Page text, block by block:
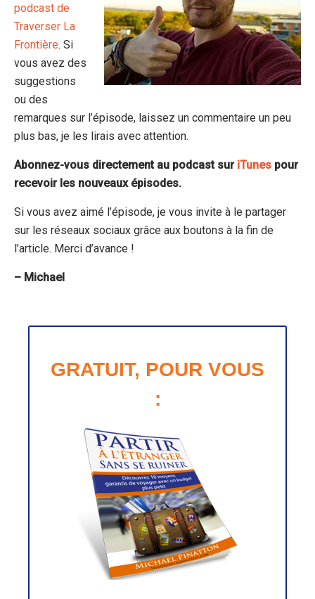
podcast de
Traverser La
Frontière. Si
vous avez des
suggestions
ou des
remarques sur l’épisode, laissez un commentaire un peu
plus bas, je les lirais avec attention.
Abonnez-vous directement au podcast sur iTunes pour
recevoir les nouveaux épisodes.
Si vous avez aimé l’épisode, je vous invite à le partager
sur les réseaux sociaux grâce aux boutons à la fin de
l’article. Merci d’avance !
– Michael